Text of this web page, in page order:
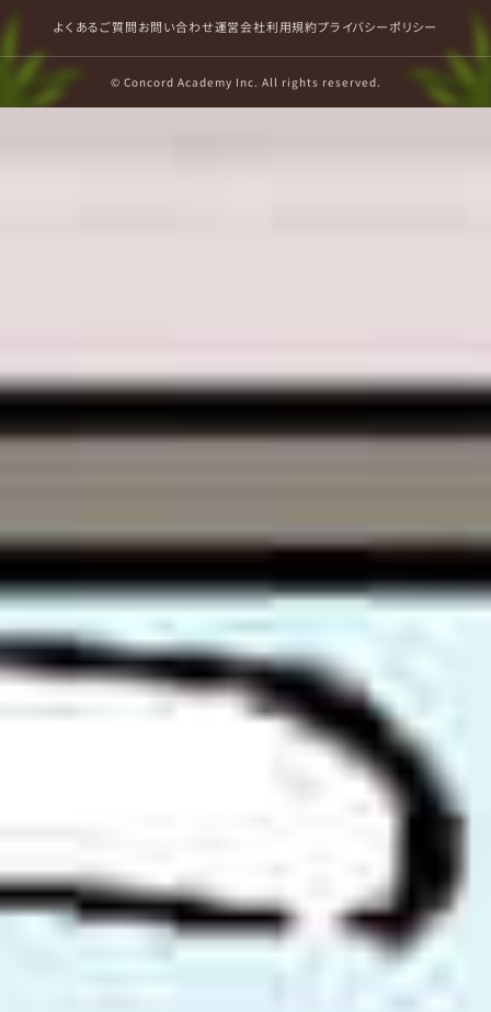
よくあるご質問お問い合わせ運営会社利用規約プライバシーポリシー
© Concord Academy Inc. All rights reserved.